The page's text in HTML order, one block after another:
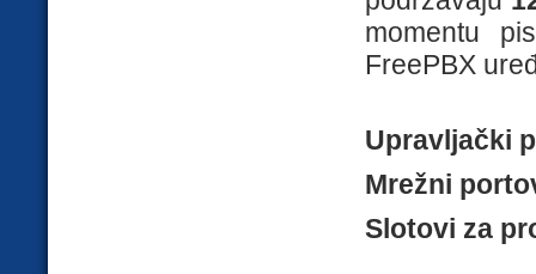
momentu
FreePBX
Upravljački
Mrežni
Slotovi za